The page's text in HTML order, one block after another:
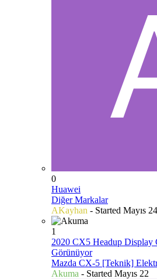
0
Huawei
Diğer Markalar
AKayhan - Started Mayıs 24
1
2020 CX5 Headup Display
Görünüyor
Mazda CX-5 [Teknik]
Akuma - Started Mayıs 22